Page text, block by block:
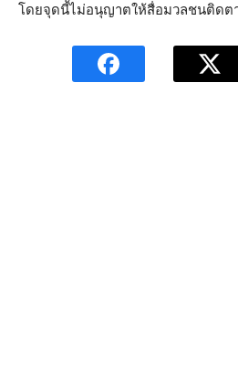
โดยจุดนี้ไม่อนุญาตให้สื่อมวลชนติดต